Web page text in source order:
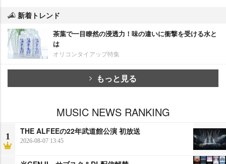
新着トレンド
茶葉で一目瞭然の浸透力！味の違いに衝撃を受ける水と
は
オリコンタイアップ特集
もっと見る
MUSIC NEWS RANKING
1
THE ALFEEの22年武道館公演 初放送
2026-08-07 13:45